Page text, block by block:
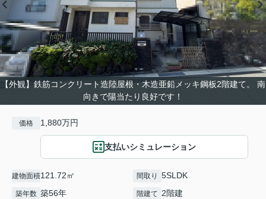
【外観】鉄筋コンクリート造陸屋根・木造亜鉛メッキ鋼板2階建て。 南
向きで陽当たり良好です！
価格 1,880万円
支払いシミュレーション
建物面積121.72㎡ 間取り 5SLDK
築年数 築56年 階建て 2階建